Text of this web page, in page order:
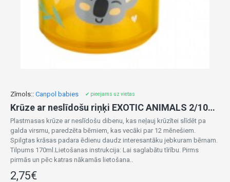
Zīmols:: Canpol babies ✔ pieejams uz vietas
Krūze ar neslīdošu riņķi EXOTIC ANIMALS 2/100 yellow
Plastmasas krūze ar neslīdošu dibenu, kas neļauj krūzītei slīdēt pa
galda virsmu, paredzēta bērniem, kas vecāki par 12 mēnešiem.
Spilgtas krāsas padara ēdienu daudz interesantāku jebkuram bērnam.
Tilpums 170ml.Lietošanas instrukcija: Lai saglabātu tīrību. Pirms
pirmās un pēc katras nākamās lietošana..
2,75€